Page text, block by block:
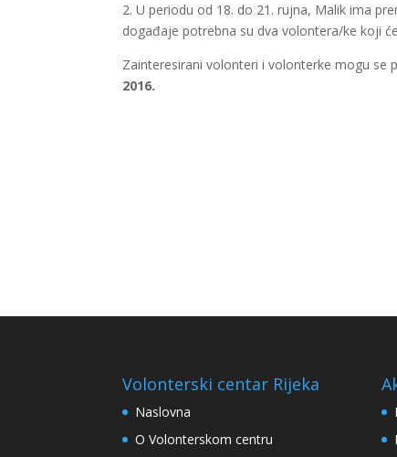
2. U periodu od 18. do 21. rujna, Malik ima
događaje potrebna su dva volontera/ke koji
Zainteresirani volonteri i volonterke mogu se
2016.
Volonterski centar Rijeka
Naslovna
O Volonterskom centru